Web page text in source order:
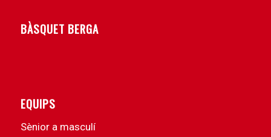
BÀSQUET BERGA
EQUIPS
Sènior a masculí